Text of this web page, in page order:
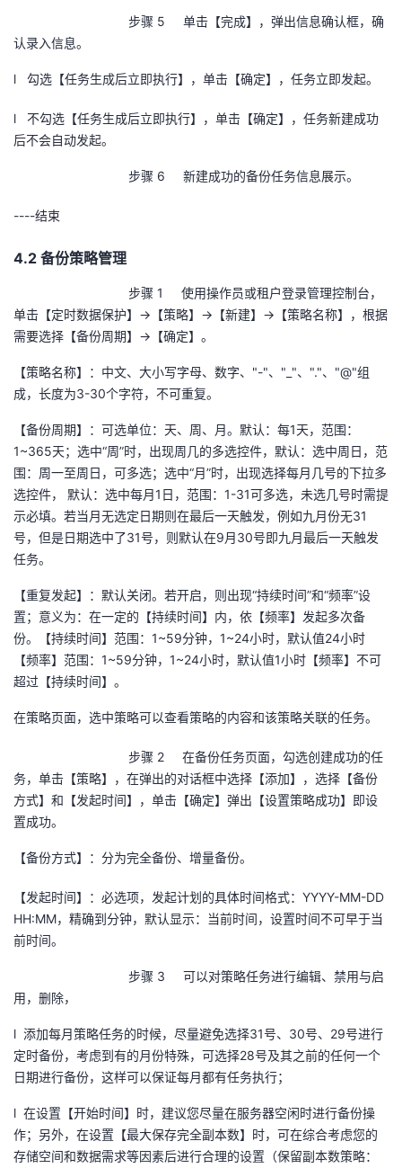
步骤 5 单击【完成】，弹出信息确认框，确
认录入信息。
l 勾选【任务生成后立即执行】，单击【确定】，任务立即发起。
l 不勾选【任务生成后立即执行】，单击【确定】，任务新建成功
后不会自动发起。
步骤 6 新建成功的备份任务信息展示。
----结束
4.2 备份策略管理
步骤 1 使用操作员或租户登录管理控制台，
单击【定时数据保护】→【策略】→【新建】→【策略名称】，根据
需要选择【备份周期】→【确定】。
【策略名称】：中文、大小写字母、数字、 "-"、 "_"、 "."、 "@"组
成，长度为3-30个字符，不可重复。
【备份周期】：可选单位：天、周、月。默认：每1天，范围：
1~365天；选中“周”时，出现周几的多选控件，默认：选中周日，范
围：周一至周日，可多选；选中“月”时，出现选择每月几号的下拉多
选控件， 默认：选中每月1 日，范围： 1-31可多选，未选几号时需提
示必填。若当月无选定日期则在最后一天触发，例如九月份无31
号，但是日期选中了31号，则默认在9月30号即九月最后一天触发
任务。
【重复发起】：默认关闭。若开启，则出现“持续时间”和“频率”设
置；意义为：在一定的【持续时间】内，依【频率】发起多次备
份。【持续时间】范围： 1~59分钟， 1~24小时，默认值24小时
【频率】范围： 1~59分钟， 1~24小时，默认值1小时【频率】不可
超过【持续时间】。
在策略页面，选中策略可以查看策略的内容和该策略关联的任务。
步骤 2 在备份任务页面，勾选创建成功的任
务，单击【策略】，在弹出的对话框中选择【添加】，选择【备份
方式】和【发起时间】，单击【确定】弹出【设置策略成功】即设
置成功。
【备份方式】：分为完全备份、增量备份。
【发起时间】：必选项，发起计划的具体时间格式： YYYY-MM-DD
HH:MM，精确到分钟，默认显示：当前时间，设置时间不可早于当
前时间。
步骤 3 可以对策略任务进行编辑、禁用与启
用，删除，
l 添加每月策略任务的时候，尽量避免选择31号、30号、29号进行
定时备份，考虑到有的月份特殊，可选择28号及其之前的任何一个
日期进行备份，这样可以保证每月都有任务执行；
l 在设置【开始时间】时，建议您尽量在服务器空闲时进行备份操
作；另外，在设置【最大保存完全副本数】时，可在综合考虑您的
存储空间和数据需求等因素后进行合理的设置（保留副本数策略：